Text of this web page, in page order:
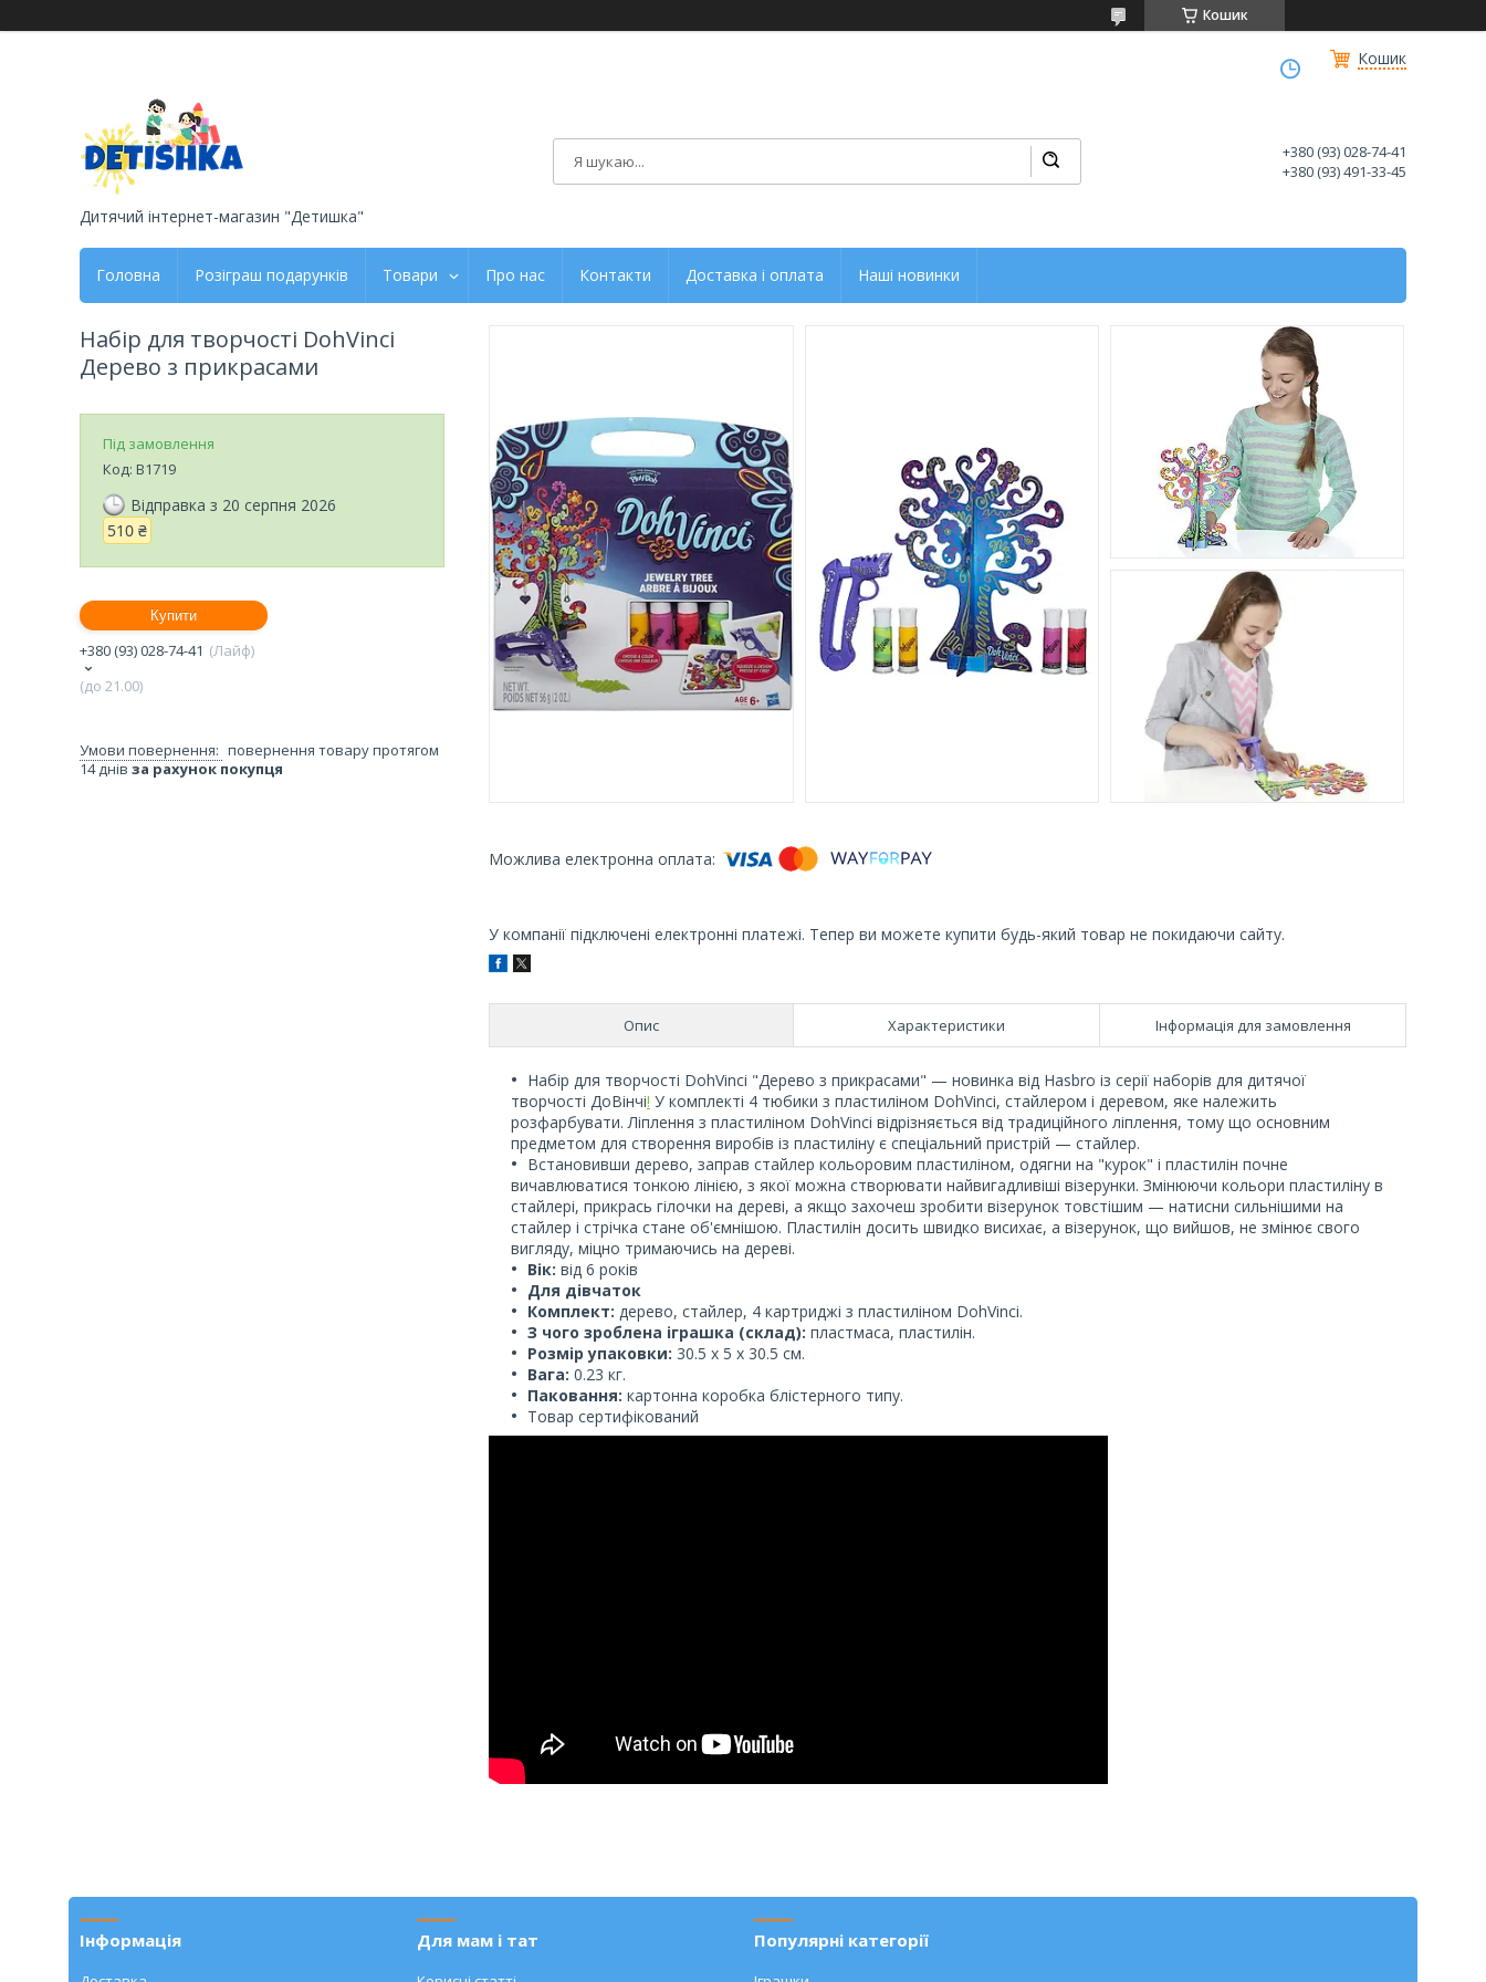
Кошик
Кошик
Дитячий інтернет-магазин "Детишка"
+380 (93) 028-74-41
+380 (93) 491-33-45
Головна Розіграш подарунків Товари Про нас Контакти Доставка і оплата Наші новинки
У компанії підключені електронні платежі. Тепер ви можете купити будь-який товар не покидаючи сайту.
Опис Характеристики Інформація для замовлення
Набір для творчості DohVinci "Дерево з прикрасами" — новинка від Hasbro із серії наборів для дитячої
творчості ДоВінчі! У комплекті 4 тюбики з пластиліном DohVinci, стайлером і деревом, яке належить
розфарбувати. Ліплення з пластиліном DohVinci відрізняється від традиційного ліплення, тому що основним
предметом для створення виробів із пластиліну є спеціальний пристрій — стайлер.
Встановивши дерево, заправ стайлер кольоровим пластиліном, одягни на "курок" і пластилін почне
вичавлюватися тонкою лінією, з якої можна створювати найвигадливіші візерунки. Змінюючи кольори пластиліну в
стайлері, прикрась гілочки на дереві, а якщо захочеш зробити візерунок товстішим — натисни сильнішими на
стайлер і стрічка стане об'ємнішою. Пластилін досить швидко висихає, а візерунок, що вийшов, не змінює свого
вигляду, міцно тримаючись на дереві.
Вік: від 6 років
Для дівчаток
Комплект: дерево, стайлер, 4 картриджі з пластиліном DohVinci.
З чого зроблена іграшка (склад): пластмаса, пластилін.
Розмір упаковки: 30.5 x 5 х 30.5 см.
Вага: 0.23 кг.
Паковання: картонна коробка блістерного типу.
Товар сертифікований
Набір для творчості DohVinci
Дерево з прикрасами
Під замовлення
Код: B1719
Відправка з 20 серпня 2026
510 ₴
Купити
+380 (93) 028-74-41
Лайф
(до 21.00)
повернення товару протягом
14 днів за рахунок покупця
Інформація Для мам і тат Популярні категорії